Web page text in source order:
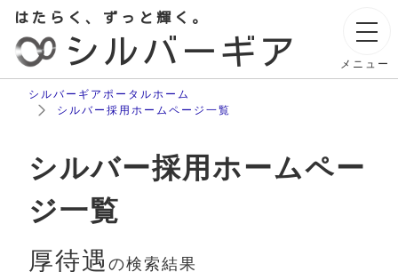
シルバーギア
はたらく、ずっと輝く。
メニュー
シルバーギアポータルホーム
シルバー採用ホームページ一覧
シルバー採用ホームペー
ジ一覧
厚待遇 の検索結果